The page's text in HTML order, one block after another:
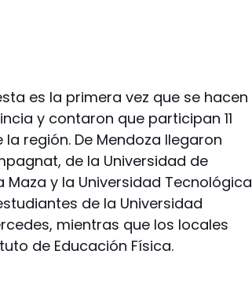
es la primera vez que se hacen
y contaron que participan 11
región. De Mendoza llegaron
de la Universidad de
Maza y la Universidad Tecnológica
de la Universidad
mientras que los locales
de Educación Física.